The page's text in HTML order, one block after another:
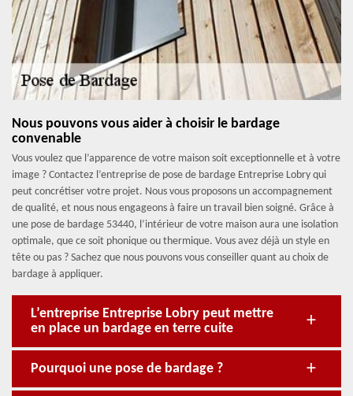
Nous pouvons vous aider à choisir le bardage
convenable
Vous voulez que l’apparence de votre maison soit exceptionnelle et à votre
image ? Contactez l’entreprise de pose de bardage Entreprise Lobry qui
peut concrétiser votre projet. Nous vous proposons un accompagnement
de qualité, et nous nous engageons à faire un travail bien soigné. Grâce à
une pose de bardage 53440, l’intérieur de votre maison aura une isolation
optimale, que ce soit phonique ou thermique. Vous avez déjà un style en
tête ou pas ? Sachez que nous pouvons vous conseiller quant au choix de
bardage à appliquer.
L’entreprise Entreprise Lobry peut mettre
en place un bardage en terre cuite
Pourquoi une pose de bardage ?